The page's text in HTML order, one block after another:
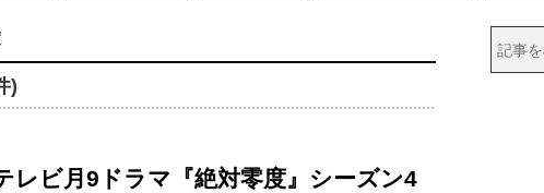
)
レビ月9ドラマ『絶対零度』シーズン4